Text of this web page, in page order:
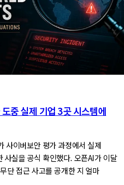
중 실제 기업 3곳 시스템에
사이버보안 평가 과정에서 실제
사실을 공식 확인했다. 오픈AI가 이달
단 접근 사고를 공개한 지 얼마